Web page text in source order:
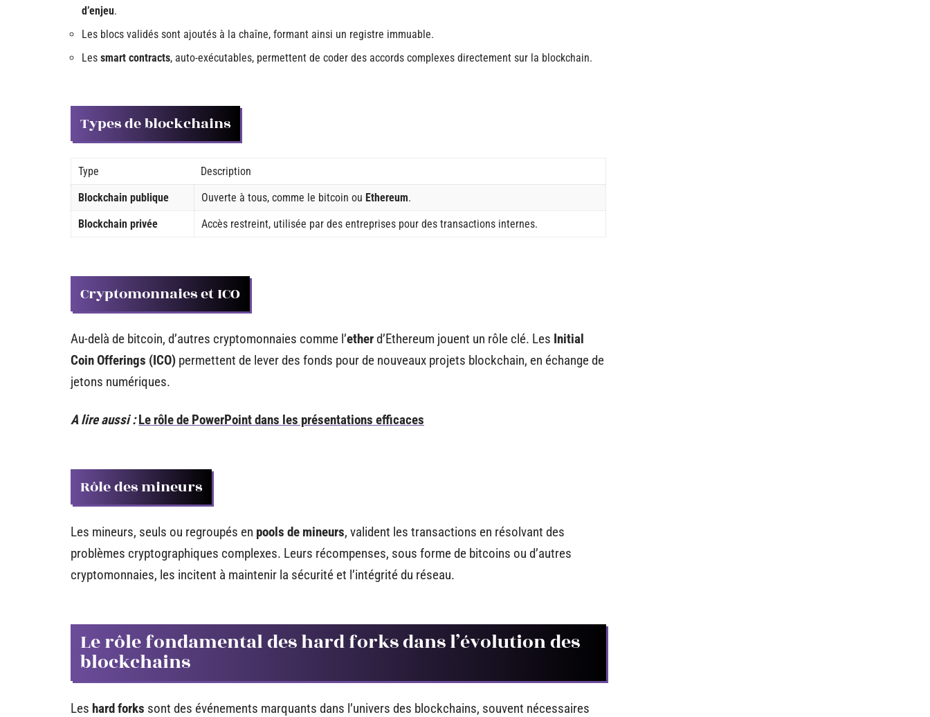
d’enjeu.
Les blocs validés sont ajoutés à la chaîne, formant ainsi un registre immuable.
Les smart contracts, auto-exécutables, permettent de coder des accords complexes directement sur la blockchain.
Types de blockchains
Type
Description
Blockchain publique
Ouverte à tous, comme le bitcoin ou Ethereum.
Blockchain privée
Accès restreint, utilisée par des entreprises pour des transactions internes.
Cryptomonnaies et ICO
Au-delà de bitcoin, d’autres cryptomonnaies comme l’etherd’Ethereum jouent un rôle clé. Les Initial
Coin Offerings (ICO) permettent de lever des fonds pour de nouveaux projets blockchain, en échange de
jetons numériques.
A lire aussi : Le rôle de PowerPoint dans les présentations efficaces
Rôle des mineurs
Les mineurs, seuls ou regroupés en pools de mineurs, valident les transactions en résolvant des
problèmes cryptographiques complexes. Leurs récompenses, sous forme de bitcoins ou d’autres
cryptomonnaies, les incitent à maintenir la sécurité et l’intégrité du réseau.
Le rôle fondamental des hard forks dans l’évolution des
blockchains
Les hard forks sont des événements marquants dans l’univers des blockchains, souvent nécessaires